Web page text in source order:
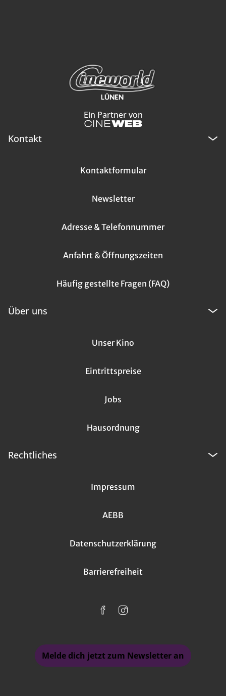
Ein Partner von
Kontakt
Kontaktformular
Newsletter
Adresse & Telefonnummer
Anfahrt & Öffnungszeiten
Häufig gestellte Fragen (FAQ)
Über uns
Unser Kino
Eintrittspreise
Jobs
Hausordnung
Rechtliches
Impressum
AEBB
Datenschutzerklärung
Barrierefreiheit
Melde dich jetzt zum Newsletter an